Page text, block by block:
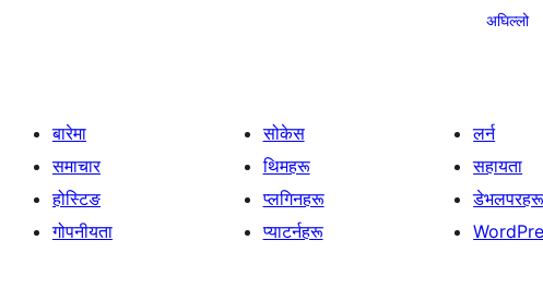
अघिल्लो
बारेमा
समाचार
होस्टिङ
गोपनीयता
सोकेस
थिमहरू
प्लगिनहरू
प्याटर्नहरू
लर्न
सहायता
डेभलपरहरू